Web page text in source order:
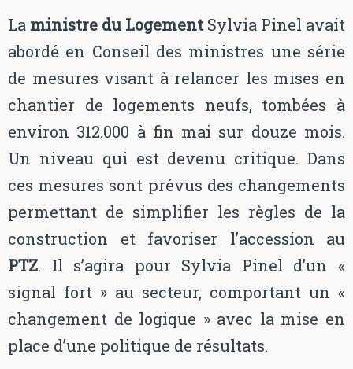
La ministre du LogementSylvia Pinel avait
abordé en Conseil des ministres une série
de mesures visant à relancer les mises en
chantier de logements neufs, tombées à
environ 312.000 à fin mai sur douze mois.
Un niveau qui est devenu critique. Dans
ces mesures sont prévus des changements
permettant de simplifier les règles de la
construction et favoriser l’accession au
PTZ. Il s’agira pour Sylvia Pinel d’un «
signal fort » au secteur, comportant un «
changement de logique » avec la mise en
place d’une politique de résultats.